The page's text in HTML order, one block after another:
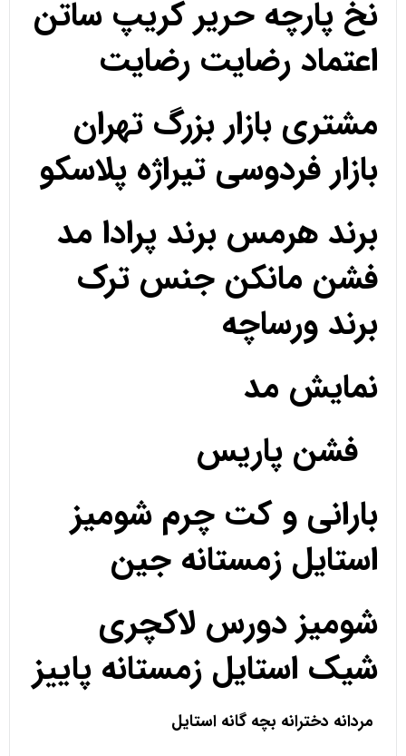
نخ پارچه حریر کریپ ساتن
اعتماد رضایت رضایت
مشتری بازار بزرگ تهران
بازار فردوسی تیراژه پلاسکو
برند هرمس برند پرادا مد
فشن مانکن جنس ترک
برند ورساچه
نمایش مد
فشن پاریس
بارانی و کت چرم شومیز
استایل زمستانه جین
شومیز دورس لاکچری
شیک استایل زمستانه پاییز
مردانه دخترانه بچه گانه استایل